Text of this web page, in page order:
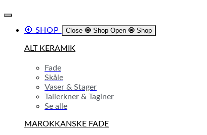
🧿 SHOP Close 🧿 Shop Open 🧿 Shop
ALT KERAMIK
Fade
Skåle
Vaser & Stager
Tallerkner & Taginer
Se alle
MAROKKANSKE FADE